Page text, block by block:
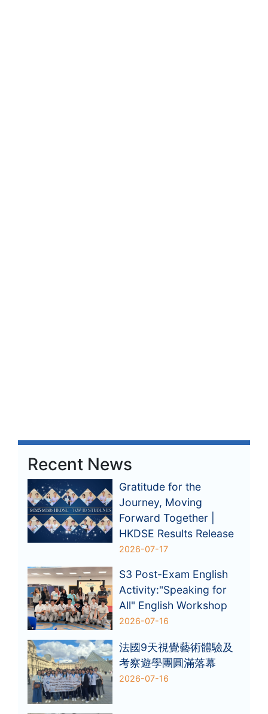
Recent News
Gratitude for the
Journey, Moving
Forward Together |
HKDSE Results Release
2026-07-17
S3 Post-Exam English
Activity:"Speaking for
All" English Workshop
2026-07-16
法國9天視覺藝術體驗及
考察遊學團圓滿落幕
2026-07-16